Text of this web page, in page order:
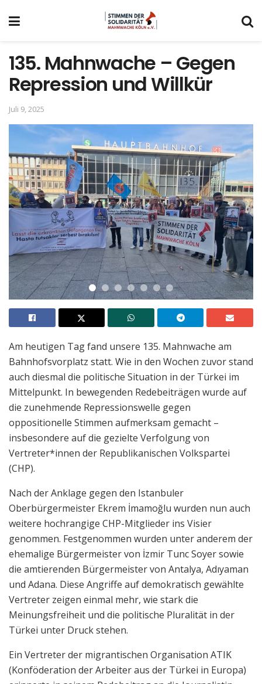
135. Mahnwache – Gegen
Repression und Willkür
Juli 9, 2025
Am heutigen Tag fand unsere 135. Mahnwache am
Bahnhofsvorplatz statt. Wie in den Wochen zuvor stand
auch diesmal die politische Situation in der Türkei im
Mittelpunkt. In bewegenden Redebeiträgen wurde auf
die zunehmende Repressionswelle gegen
oppositionelle Stimmen aufmerksam gemacht –
insbesondere auf die gezielte Verfolgung von
Vertreter*innen der Republikanischen Volkspartei
(CHP).
Nach der Anklage gegen den Istanbuler
Oberbürgermeister Ekrem İmamoğlu wurden nun auch
weitere hochrangige CHP-Mitglieder ins Visier
genommen. Festgenommen wurden unter anderem der
ehemalige Bürgermeister von İzmir Tunc Soyer sowie
die amtierenden Bürgermeister von Antalya, Adıyaman
und Adana. Diese Angriffe auf demokratisch gewählte
Vertreter zeigen einmal mehr, wie stark die
Meinungsfreiheit und die politische Pluralität in der
Türkei unter Druck stehen.
Ein Vertreter der migrantischen Organisation ATIK
(Konföderation der Arbeiter aus der Türkei in Europa)